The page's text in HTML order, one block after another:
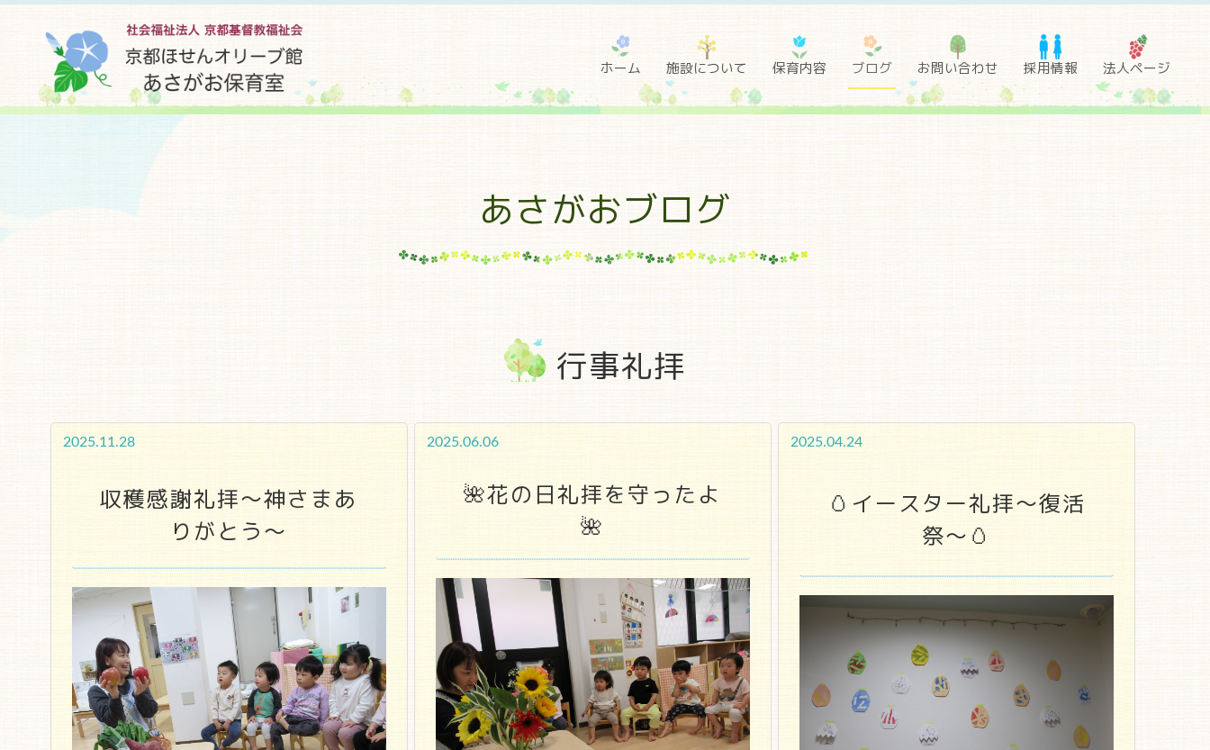
ホーム 施設について 保育内容 ブログ お問い合わせ 採用情報 法人ページ
あさがおブログ
行事礼拝
2025.11.28
収穫感謝礼拝～神さまあ
りがとう～
2025.06.06
🌺花の日礼拝を守ったよ
🌺
2025.04.24
🥚イースター礼拝～復活
祭～🥚